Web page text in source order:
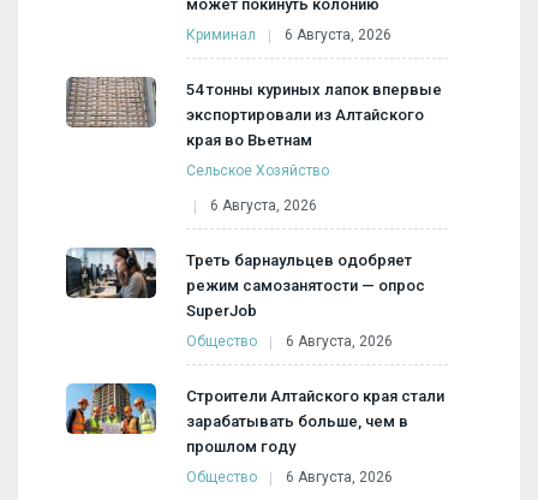
может покинуть колонию
Криминал 6 Августа, 2026
54 тонны куриных лапок впервые
экспортировали из Алтайского
края во Вьетнам
Сельское Хозяйство
6 Августа, 2026
Треть барнаульцев одобряет
режим самозанятости — опрос
SuperJob
Общество 6 Августа, 2026
Строители Алтайского края стали
зарабатывать больше, чем в
прошлом году
Общество 6 Августа, 2026